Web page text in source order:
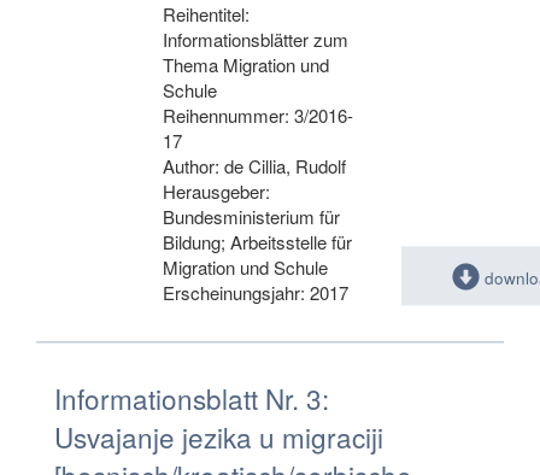
Reihentitel:
Informationsblätter zum
Thema Migration und
Schule
Reihennummer: 3/2016-
17
Author: de Cillia, Rudolf
Herausgeber:
Bundesministerium für
Bildung; Arbeitsstelle für
Migration und Schule
Erscheinungsjahr: 2017
Informationsblatt Nr. 3:
Usvajanje jezika u migraciji